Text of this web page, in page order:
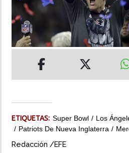
INSÓLITAS
MULTIMEDIA
ETIQUETAS: Super Bowl
Los
Patriots De Nueva Inglaterra
Redacción /EFE